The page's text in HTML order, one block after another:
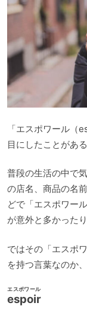
「エスポワール（
目にしたことがあ
普段の生活の中で
の店名、商品の名
どで「エスポワー
が意外と多かったり
ではその「エスポ
を持つ言葉なのか
espoir
エスポワール